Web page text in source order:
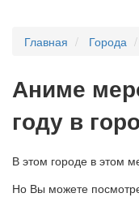
Главная Города
Аниме
году в
В этом городе в этом
Но Вы можете